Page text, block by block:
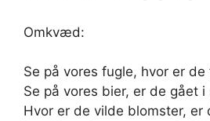
Omkvæd:
Se på vores fugle, hvor er de
Se på vores bier, er de gået i
Hvor er de vilde blomster,